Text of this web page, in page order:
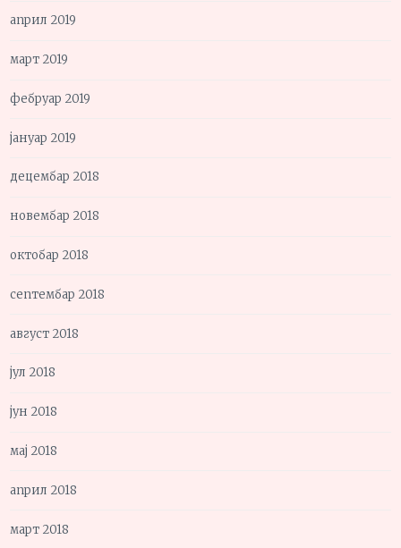
април 2019
март 2019
фебруар 2019
јануар 2019
децембар 2018
новембар 2018
октобар 2018
септембар 2018
август 2018
јул 2018
јун 2018
мај 2018
април 2018
март 2018